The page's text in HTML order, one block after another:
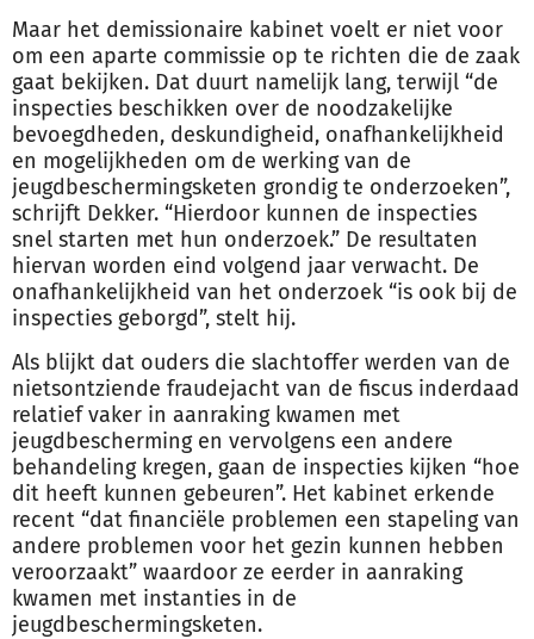
Maar het demissionaire kabinet voelt er niet voor
om een aparte commissie op te richten die de zaak
gaat bekijken. Dat duurt namelijk lang, terwijl “de
inspecties beschikken over de noodzakelijke
bevoegdheden, deskundigheid, onafhankelijkheid
en mogelijkheden om de werking van de
jeugdbeschermingsketen grondig te onderzoeken”,
schrijft Dekker. “Hierdoor kunnen de inspecties
snel starten met hun onderzoek.” De resultaten
hiervan worden eind volgend jaar verwacht. De
onafhankelijkheid van het onderzoek “is ook bij de
inspecties geborgd”, stelt hij.
Als blijkt dat ouders die slachtoffer werden van de
nietsontziende fraudejacht van de fiscus inderdaad
relatief vaker in aanraking kwamen met
jeugdbescherming en vervolgens een andere
behandeling kregen, gaan de inspecties kijken “hoe
dit heeft kunnen gebeuren”. Het kabinet erkende
recent “dat financiële problemen een stapeling van
andere problemen voor het gezin kunnen hebben
veroorzaakt” waardoor ze eerder in aanraking
kwamen met instanties in de
jeugdbeschermingsketen.